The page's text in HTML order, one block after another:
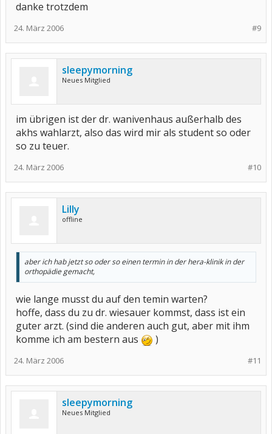
danke trotzdem
#9
24. März 2006
sleepymorning
Neues Mitglied
im übrigen ist der dr. wanivenhaus außerhalb des
akhs wahlarzt, also das wird mir als student so oder
so zu teuer.
#10
24. März 2006
Lilly
offline
aber ich hab jetzt so oder so einen termin in der hera-klinik in der
orthopädie gemacht,
wie lange musst du auf den temin warten?
hoffe, dass du zu dr. wiesauer kommst, dass ist ein
guter arzt. (sind die anderen auch gut, aber mit ihm
komme ich am bestern aus
)
#11
24. März 2006
sleepymorning
Neues Mitglied